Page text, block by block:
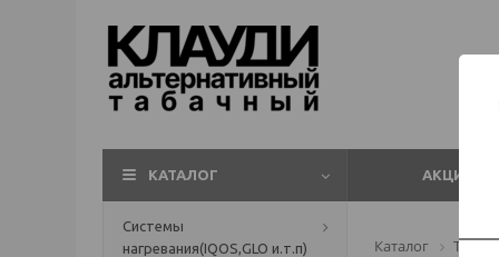
КАТАЛОГ АКЦИИ
Системы
нагревания(IQOS,GLO и.т.п)
Каталог